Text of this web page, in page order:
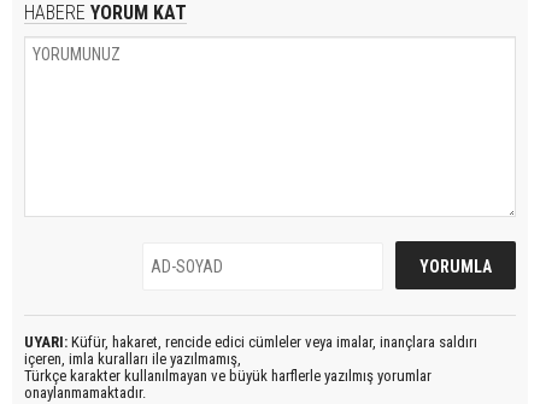
HABERE YORUM KAT
UYARI: Küfür, hakaret, rencide edici cümleler veya imalar, inançlara saldırı
içeren, imla kuralları ile yazılmamış,
Türkçe karakter kullanılmayan ve büyük harflerle yazılmış yorumlar
onaylanmamaktadır.